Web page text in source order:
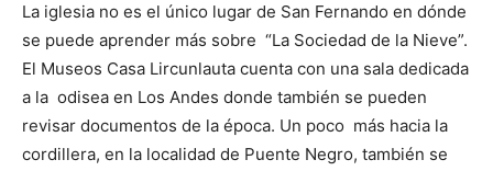
La iglesia no es el único lugar de San Fernando en dónde
se puede aprender más sobre “La Sociedad de la Nieve”.
El Museos Casa Lircunlauta cuenta con una sala dedicada
a la odisea en Los Andes donde también se pueden
revisar documentos de la época. Un poco más hacia la
cordillera, en la localidad de Puente Negro, también se